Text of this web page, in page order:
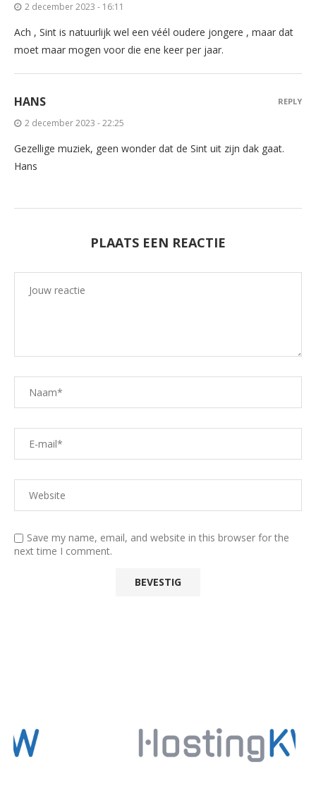
2 december 2023 - 16:11
Ach , Sint is natuurlijk wel een véél oudere jongere , maar dat
moet maar mogen voor die ene keer per jaar.
HANS
2 december 2023 - 22:25
Gezellige muziek, geen wonder dat de Sint uit zijn dak gaat.
Hans
REPLY
PLAATS EEN REACTIE
Save my name, email, and website in this browser for the
next time I comment.